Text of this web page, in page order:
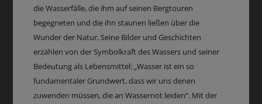
die Wasserfälle, die ihm auf seinen Bergtouren
begegneten und die ihn staunen ließen über die
Wunder der Natur. Seine Bilder und Geschichten
erzählen von der Symbolkraft des Wassers und seiner
Bedeutung als Lebensmittel: „Wasser ist ein so
fundamentaler Grundwert, dass wir uns denen
zuwenden müssen, die an Wassernot leiden“. Mit der